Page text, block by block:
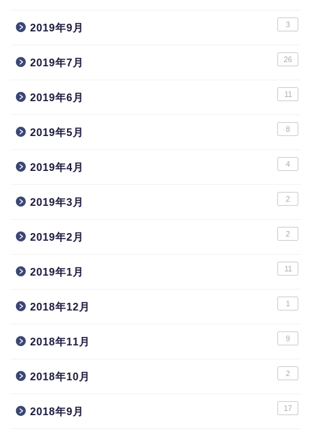
2019年9月 3
2019年7月 26
2019年6月 11
2019年5月 8
2019年4月 4
2019年3月 2
2019年2月 2
2019年1月 11
2018年12月 1
2018年11月 9
2018年10月 2
2018年9月 17